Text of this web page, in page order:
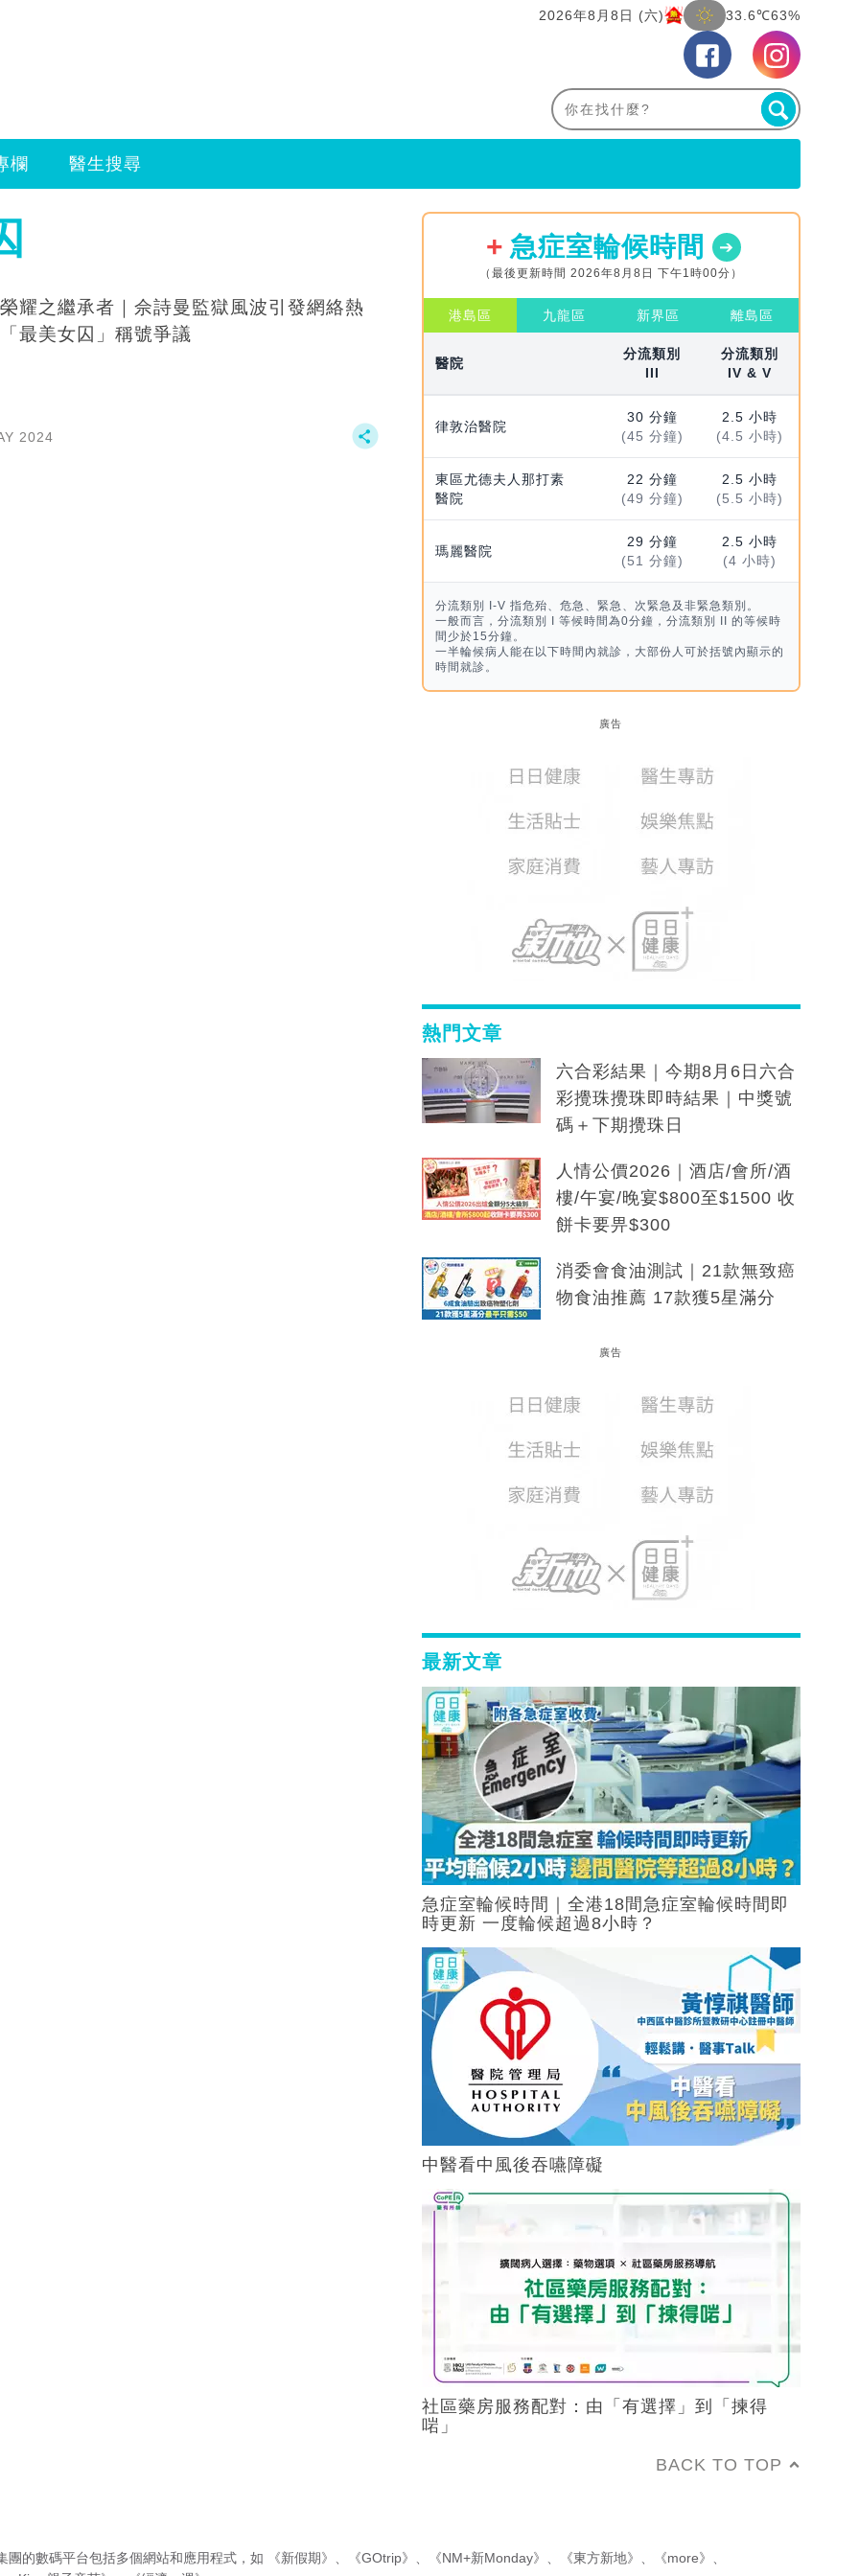
2026年8月8日 (六) 33.6℃63%
欄 醫生搜尋
耀之繼承者｜佘詩曼監獄風波引發網絡熱
最美女囚」稱號爭議
2024
急症室輪候時間
（最後更新時間 2026年8月8日 下午1時00分）
港島區 九龍區 新界區 離島區
醫院
分流類別
III
分流類別
IV & V
律敦治醫院
30 分鐘
(45 分鐘)
2.5 小時
(4.5 小時)
東區尤德夫人那打素
醫院
22 分鐘
(49 分鐘)
2.5 小時
(5.5 小時)
瑪麗醫院
29 分鐘
(51 分鐘)
2.5 小時
(4 小時)
分流類別 I-V 指危殆、危急、緊急、次緊急及非緊急類別。
一般而言，分流類別 I 等候時間為0分鐘，分流類別 II 的等候時
間少於15分鐘。
一半輪候病人能在以下時間內就診，大部份人可於括號內顯示的
時間就診。
廣告
熱門文章
六合彩結果｜今期8月6日六合
彩攪珠攪珠即時結果｜中獎號
碼＋下期攪珠日
人情公價2026｜酒店/會所/酒
樓/午宴/晚宴$800至$1500 收
餅卡要畀$300
消委會食油測試｜21款無致癌
物食油推薦 17款獲5星滿分
廣告
最新文章
急症室輪候時間｜全港18間急症室輪候時間即
時更新 一度輪候超過8小時？
中醫看中風後吞嚥障礙
社區藥房服務配對：由「有選擇」到「揀得
啱」
BACK TO TOP
團的數碼平台包括多個網站和應用程式，如 《新假期》 、 《GOtrip》 、 《NM+新Monday》 、 《東方新地》 、 《more》 、